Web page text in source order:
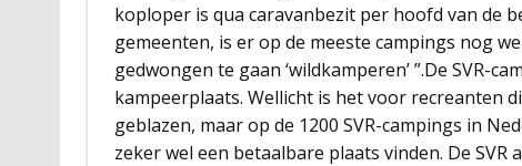
koploper is qua caravanbezit per hoofd van de
gemeenten, is er op de meeste campings nog
gedwongen te gaan ‘wildkamperen’ ”.De SVR-
kampeerplaats. Wellicht is het voor recreanten
geblazen, maar op de 1200 SVR-campings in
zeker wel een betaalbare plaats vinden. De